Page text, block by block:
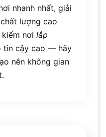
nhanh nhất, giải
lượng cao
nơi lắp
tin cậy cao — hãy
nên không gian